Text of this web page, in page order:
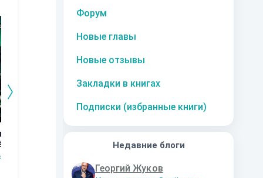
Форум
Новые главы
Новые отзывы
Закладки в книгах
Подписки (избранные книги)
Недавние блоги
Георгий Жуков
Дорога к магии.
10
Графство
Пограничья.
Книга 2
Возвращение